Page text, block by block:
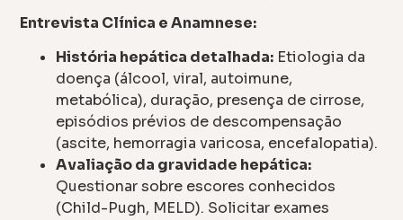
Entrevista Clínica e Anamnese:
História hepática detalhada: Etiologia da
doença (álcool, viral, autoimune,
metabólica), duração, presença de cirrose,
episódios prévios de descompensação
(ascite, hemorragia varicosa, encefalopatia).
Avaliação da gravidade hepática:
Questionar sobre escores conhecidos
(Child-Pugh, MELD). Solicitar exames